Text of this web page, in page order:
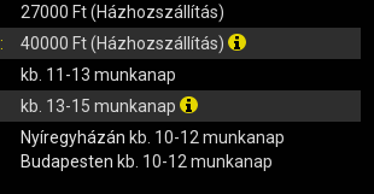
MOTOR)
ÉS ALKATRÉSZEIK
TISZTÍTÓK, ÁPOLÓK
ÉS ALKATRÉSZEI
27000 Ft (Házhozszállítás)
40000 Ft (Házhozszállítás)
kb. 11-13 munkanap
kb. 13-15 munkanap
Nyíregyházán kb. 10-12 munkanap
Budapesten kb. 10-12 munkanap